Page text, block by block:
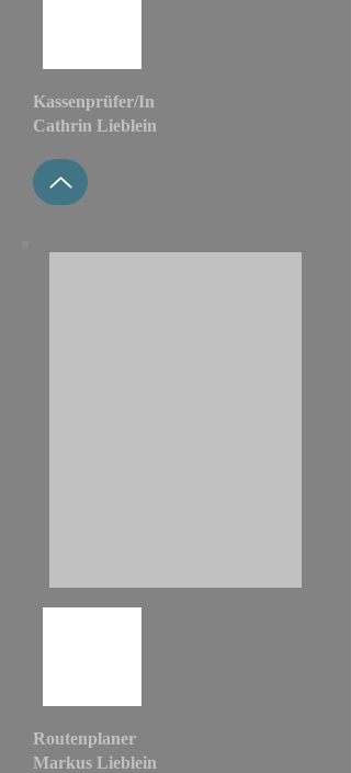
Kassenprüfer/In
Cathrin Lieblein
Routenplaner
Markus Lieblein